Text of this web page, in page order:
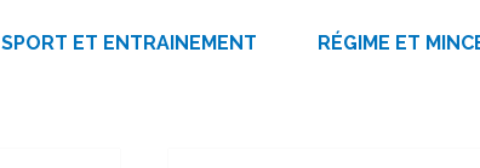
SPORT ET ENTRAINEMENT RÉGIME ET